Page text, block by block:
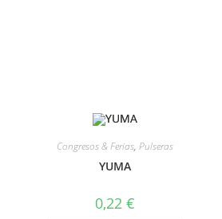
Congresos & Ferias, Pulseras
YUMA
0,22 €